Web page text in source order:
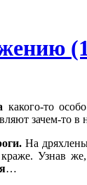
какого-то
зачем-то
На
Узнав
…